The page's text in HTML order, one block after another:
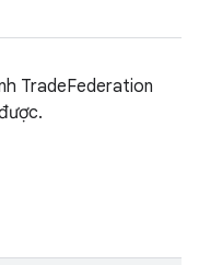
TradeFederation